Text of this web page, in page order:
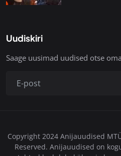
Uudiskiri
Saage uusimad uudised otse
Copyright 2024 Anijauudised
Reserved. Anijauudised on